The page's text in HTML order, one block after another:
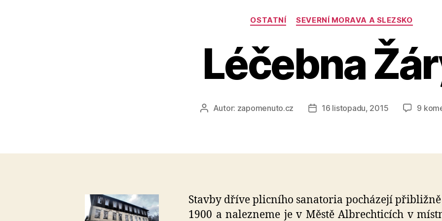
Rubriky
OSTATNÍ SEVERNÍ MORAVA A SLEZSKO
Léčebna
AutorAutor: zapomenuto.cz
Datum
16 listopadu, 2015 9
Stavby dříve plicního sanatoria pocházejí
1900 a nalezneme je v Městě Albrechticích v